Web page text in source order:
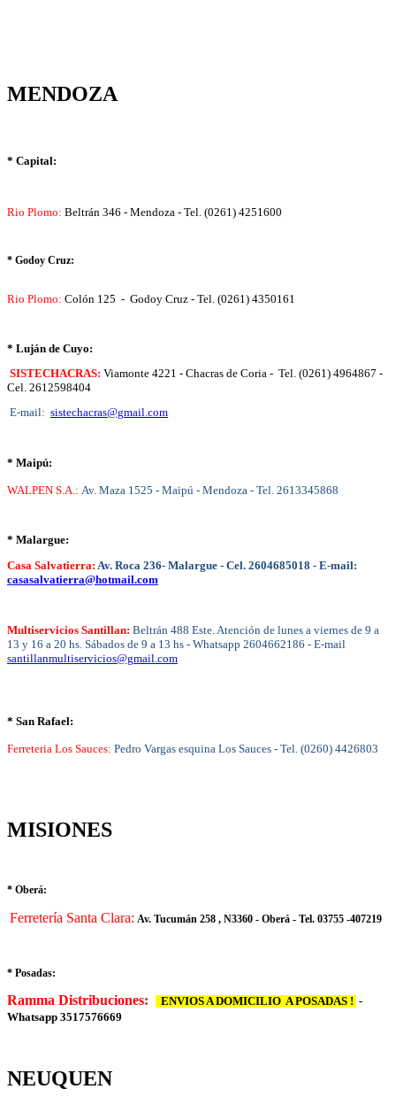
MENDOZA
* Capital:
Rio Plomo: Beltrán 346 - Mendoza - Tel. (0261) 4251600
* Godoy Cruz:
Rio Plomo: Colón 125 - Godoy Cruz - Tel. (0261) 4350161
* Luján de Cuyo:
SISTECHACRAS: Viamonte 4221 - Chacras de Coria - Tel. (0261) 4964867 -
Cel. 2612598404
E-mail: sistechacras@gmail.com
* Maipú:
WALPEN S.A.: Av. Maza 1525 - Maipú - Mendoza - Tel. 2613345868
* Malargue:
Casa Salvatierra: Av. Roca 236- Malargue - Cel. 2604685018 - E-mail:
casasalvatierra@hotmail.com
Multiservicios Santillan: Beltrán 488 Este. Atención de lunes a viernes de 9 a
13 y 16 a 20 hs. Sábados de 9 a 13 hs - Whatsapp 2604662186 - E-mail
santillanmultiservicios@gmail.com
* San Rafael:
Ferreteria Los Sauces: Pedro Vargas esquina Los Sauces - Tel. (0260) 4426803
MISIONES
* Oberá:
Ferretería Santa Clara: Av. Tucumán 258 , N3360 - Oberá - Tel. 03755 -407219
* Posadas:
Ramma Distribuciones: ENVIOS A DOMICILIO A POSADAS ! -
Whatsapp 3517576669
NEUQUEN